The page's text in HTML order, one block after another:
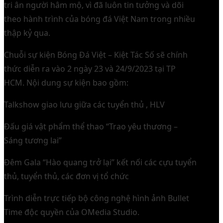
tri ân người hâm mộ, vì đã luôn tin tưởng và dõi
theo hành trình của bóng đá Việt Nam trong nhiều
thập kỷ qua.
Chuỗi sự kiện Bóng Đá Việt – Kiệt Tác Số sẽ chính
thức diễn ra vào 2 ngày 23 và 24/9/2023 tại TP
HCM. Nội dung sự kiện bao gồm:
Talkshow giao lưu giữa các tuyển thủ , HLV
Đấu giá vật phẩm thể thao “Trao yêu thương –
Sáng tương lai”
Đêm Gala “Hào quang trở lại” kết nối các cựu tuyển
thủ, tuyển thủ, các đơn vị tổ chức
Trình diễn trực tiếp bộ công nghệ hình ảnh Bullet
Time độc quyền của OMedia Studio.